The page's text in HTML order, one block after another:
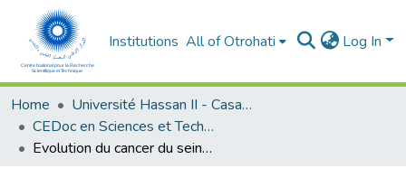
Institutions All of Otrohati Log In
Home
Université Hassan II - Casablanca
CEDoc en Sciences et Techniques et Sciences Médicales (CED -STSM)
Evolution du cancer du seinet de la prostete au Maroc en fonction de la prise en charge.